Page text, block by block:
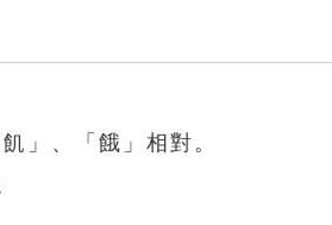
」、「餓」相對。